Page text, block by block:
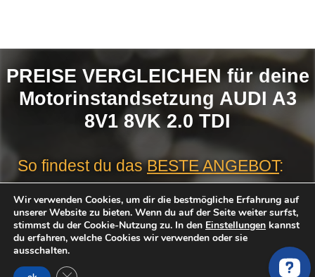
PREISE VERGLEICHEN für deine
Motorinstandsetzung AUDI A3
8V1 8VK 2.0 TDI
So findest du dasBESTE ANGEBOT:
Angebote erhalten und vergleichen
Favorit auswählen
Wir verwenden Cookies, um dir die bestmögliche Erfahrung auf
unserer Website zu bieten. Wenn du auf der Seite weiter surfst,
stimmst du der Cookie-Nutzung zu. In den Einstellungen kannst
du erfahren, welche Cookies wir verwenden oder sie
ausschalten.
GDPR Cookie-Banner schließen